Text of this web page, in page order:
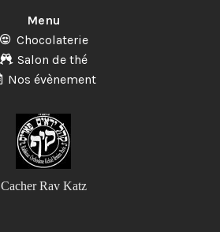
Menu
Chocolaterie
Salon de thé
Nos évènement
Cacher Rav Katz